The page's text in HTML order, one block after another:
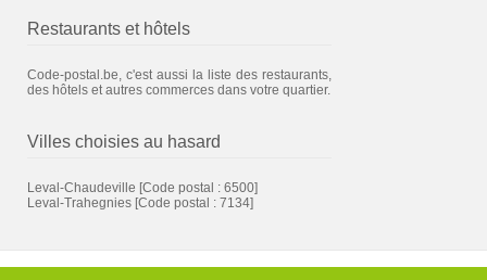
Restaurants et hôtels
Code-postal.be, c'est aussi la liste des restaurants,
des hôtels et autres commerces dans votre quartier.
Villes choisies au hasard
Leval-Chaudeville [Code postal : 6500]
Leval-Trahegnies [Code postal : 7134]